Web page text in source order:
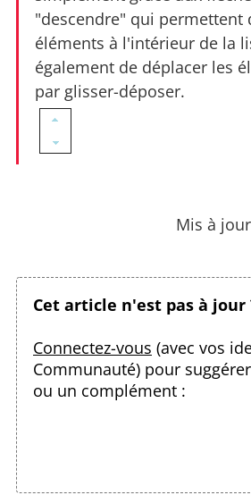
"descendre" qui permettent
éléments à l'intérieur de la
également de déplacer les
par glisser-déposer.
Mis à
Cet article n'est pas à jour
Connectez-vous (avec vos
Communauté) pour
ou un complément :